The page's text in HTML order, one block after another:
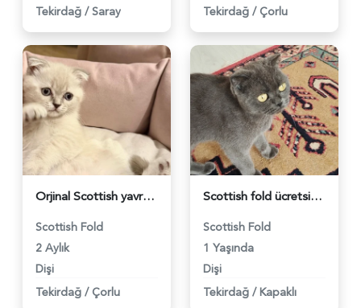
Tekirdağ / Saray
Tekirdağ / Çorlu
Orjinal Scottish yavru - 3575
Scottish Fold
2 Aylık
Dişi
Tekirdağ / Çorlu
Scottish fold ücretsiz sahiplendirme - 3562
Scottish Fold
1 Yaşında
Dişi
Tekirdağ / Kapaklı